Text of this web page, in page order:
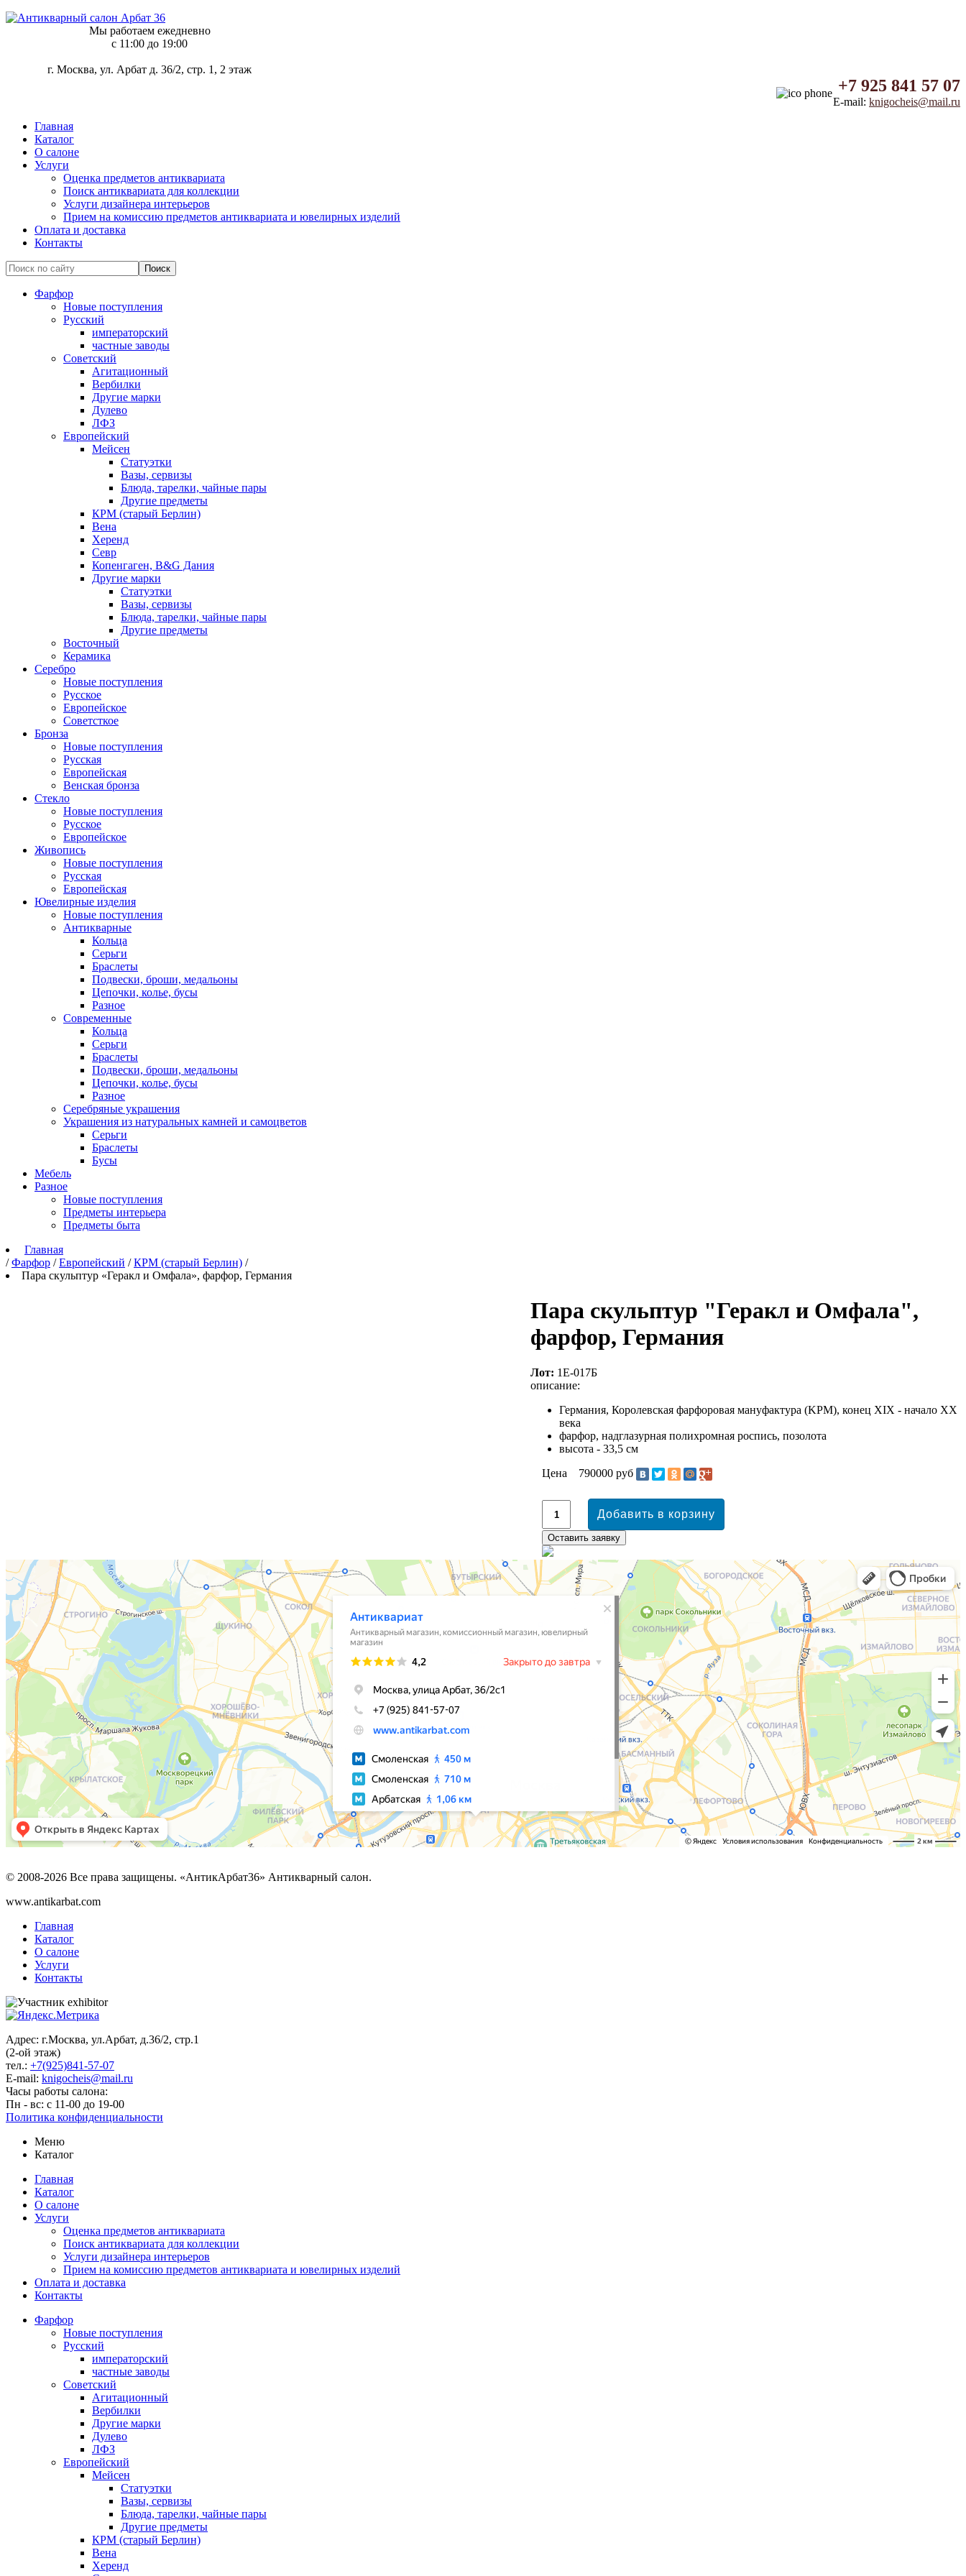
Мы работаем ежедневно
c 11:00 до 19:00
г. Москва, ул. Арбат д. 36/2, стр. 1, 2 этаж
+7 925 841 57 07
E-mail: knigocheis@mail.ru
Главная
Каталог
О салоне
Услуги
Оценка предметов антиквариата
Поиск антиквариата для коллекции
Услуги дизайнера интерьеров
Прием на комиссию предметов антиквариата и ювелирных изделий
Оплата и доставка
Контакты
Фарфор
Новые поступления
Русский
императорский
частные заводы
Советский
Агитационный
Вербилки
Другие марки
Дулево
ЛФЗ
Европейский
Мейсен
Статуэтки
Вазы, сервизы
Блюда, тарелки, чайные пары
Другие предметы
КРМ (старый Берлин)
Вена
Херенд
Севр
Копенгаген, B&G Дания
Другие марки
Статуэтки
Вазы, сервизы
Блюда, тарелки, чайные пары
Другие предметы
Восточный
Керамика
Серебро
Новые поступления
Русское
Европейское
Советсткое
Бронза
Новые поступления
Русская
Европейская
Венская бронза
Стекло
Новые поступления
Русское
Европейское
Живопись
Новые поступления
Русская
Европейская
Ювелирные изделия
Новые поступления
Антикварные
Кольца
Серьги
Браслеты
Подвески, броши, медальоны
Цепочки, колье, бусы
Разное
Современные
Кольца
Серьги
Браслеты
Подвески, броши, медальоны
Цепочки, колье, бусы
Разное
Серебряные украшения
Украшения из натуральных камней и самоцветов
Серьги
Браслеты
Бусы
Мебель
Разное
Новые поступления
Предметы интерьера
Предметы быта
Главная
/ Фарфор / Европейский / КРМ (старый Берлин) /
Пара скульптур «Геракл и Омфала», фарфор, Германия
Пара скульптур "Геракл и Омфала",
фарфор, Германия
Лот: 1Е-017Б
описание:
Германия, Королевская фарфоровая мануфактура (KPM), конец XIX - начало XX
века
фарфор, надглазурная полихромная роспись, позолота
высота - 33,5 см
Цена
790000 руб
© 2008-2026 Все права защищены. «АнтикАрбат36» Антикварный салон.
www.antikarbat.com
Главная
Каталог
О салоне
Услуги
Контакты
Адрес: г.Москва, ул.Арбат, д.36/2, стр.1
(2-ой этаж)
тел.: +7(925)841-57-07
E-mail: knigocheis@mail.ru
Часы работы салона:
Пн - вс: с 11-00 до 19-00
Политика конфиденциальности
Меню
Каталог
Главная
Каталог
О салоне
Услуги
Оценка предметов антиквариата
Поиск антиквариата для коллекции
Услуги дизайнера интерьеров
Прием на комиссию предметов антиквариата и ювелирных изделий
Оплата и доставка
Контакты
Фарфор
Новые поступления
Русский
императорский
частные заводы
Советский
Агитационный
Вербилки
Другие марки
Дулево
ЛФЗ
Европейский
Мейсен
Статуэтки
Вазы, сервизы
Блюда, тарелки, чайные пары
Другие предметы
КРМ (старый Берлин)
Вена
Херенд